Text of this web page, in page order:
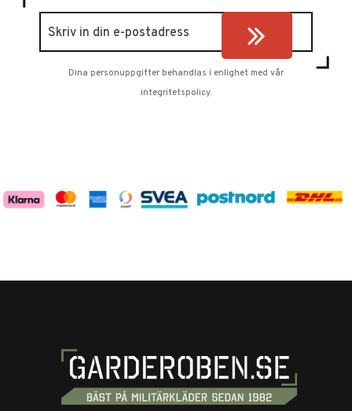
Dina personuppgifter behandlas i enlighet med vår
integritetspolicy.